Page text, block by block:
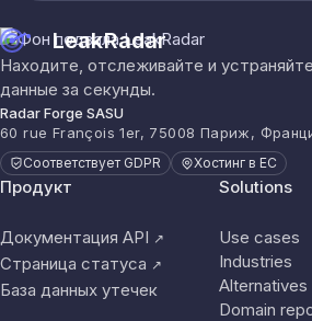
LeakRadar
Находите, отслеживайте и
данные за секунды.
Radar Forge SASU
60 rue François 1er, 75008 Париж,
Соответствует GDPR Хостинг в ЕС
Продукт
Документация API ↗
Страница статуса ↗
База данных утечек
Solutions
Use cases
Industries
Alternatives
Domain